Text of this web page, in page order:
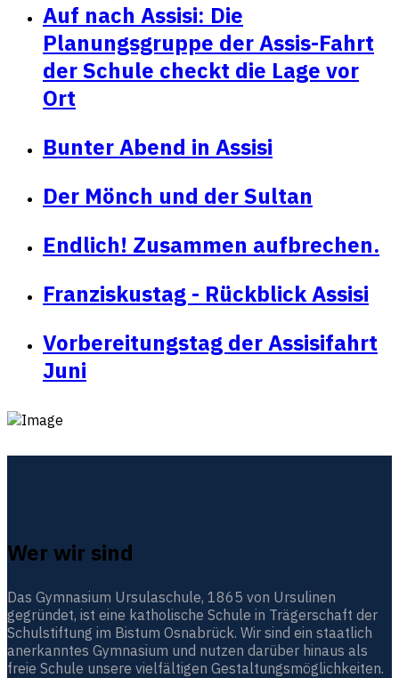
Auf nach Assisi: Die
Planungsgruppe der Assis-Fahrt
der Schule checkt die Lage vor
Ort
Bunter Abend in Assisi
Der Mönch und der Sultan
Endlich! Zusammen aufbrechen.
Franziskustag - Rückblick Assisi
Vorbereitungstag der Assisifahrt
Juni
Wer wir sind
Das Gymnasium Ursulaschule, 1865 von Ursulinen
gegründet, ist eine katholische Schule in Trägerschaft der
Schulstiftung im Bistum Osnabrück. Wir sind ein staatlich
anerkanntes Gymnasium und nutzen darüber hinaus als
freie Schule unsere vielfältigen Gestaltungsmöglichkeiten.